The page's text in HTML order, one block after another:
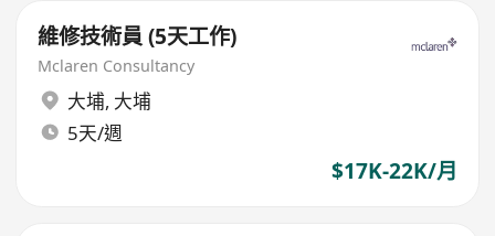
維修技術員 (5天工作)
Mclaren Consultancy
大埔, 大埔
5天/週
$17K-22K/月